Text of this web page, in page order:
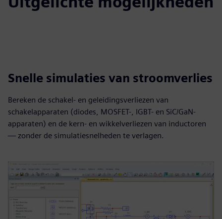
Snelle simulaties van stroomverlies
Bereken de schakel- en geleidingsverliezen van
schakelapparaten (diodes, MOSFET-, IGBT- en SiC/GaN-
apparaten) en de kern- en wikkelverliezen van inductoren
— zonder de simulatiesnelheden te verlagen.